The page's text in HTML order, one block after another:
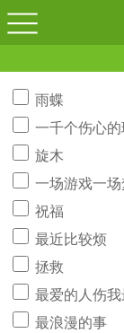
雨蝶
一千个伤心
旋木
一场游戏一场
祝福
最近比较烦
拯救
最爱的人伤我
最浪漫的事